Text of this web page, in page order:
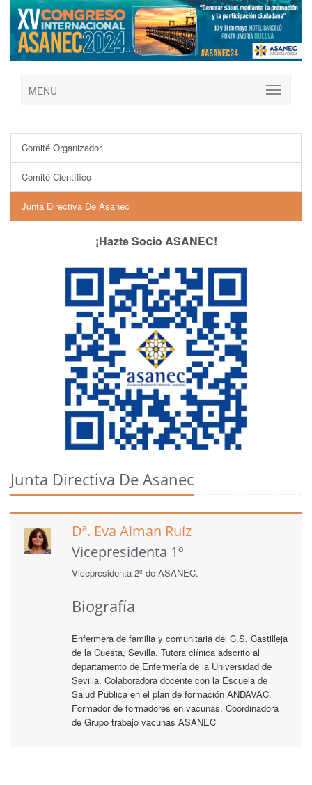
MENU
Comité Organizador
Comité Científico
Junta Directiva De Asanec
¡Hazte Socio ASANEC!
Junta Directiva De Asanec
Dª. Eva Alman Ruíz
Vicepresidenta 1º
Vicepresidenta 2º de ASANEC.
Biografía
Enfermera de familia y comunitaria del C.S. Castilleja
de la Cuesta, Sevilla. Tutora clínica adscrito al
departamento de Enfermería de la Universidad de
Sevilla. Colaboradora docente con la Escuela de
Salud Pública en el plan de formación ANDAVAC.
Formador de formadores en vacunas. Coordinadora
de Grupo trabajo vacunas ASANEC